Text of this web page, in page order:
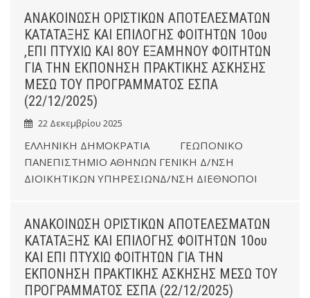
ΑΝΑΚΟΙΝΩΣΗ ΟΡΙΣΤΙΚΩΝ ΑΠΟΤΕΛΕΣΜΑΤΩΝ
ΚΑΤΑΤΑΞΗΣ ΚΑΙ ΕΠΙΛΟΓΗΣ ΦΟΙΤΗΤΩΝ 10ου
,ΕΠΙ ΠΤΥΧΙΩ ΚΑΙ 8ΟΥ ΕΞΑΜΗΝΟΥ ΦΟΙΤΗΤΩΝ
ΓΙΑ ΤΗΝ ΕΚΠΟΝΗΣΗ ΠΡΑΚΤΙΚΗΣ ΑΣΚΗΣΗΣ
ΜΕΣΩ ΤΟΥ ΠΡΟΓΡΑΜΜΑΤΟΣ ΕΣΠΑ
(22/12/2025)
22 Δεκεμβρίου 2025
ΕΛΛΗΝΙΚΗ ΔΗΜΟΚΡΑΤΙΑ ΓΕΩΠΟΝΙΚΟ
ΠΑΝΕΠΙΣΤΗΜΙΟ ΑΘΗΝΩΝ ΓΕΝΙΚΗ Δ/ΝΣΗ
ΔΙΟΙΚΗΤΙΚΩΝ ΥΠΗΡΕΣΙΩΝΔ/ΝΣΗ ΔΙΕΘΝΟΠΟΙ
ΑΝΑΚΟΙΝΩΣΗ ΟΡΙΣΤΙΚΩΝ ΑΠΟΤΕΛΕΣΜΑΤΩΝ
ΚΑΤΑΤΑΞΗΣ ΚΑΙ ΕΠΙΛΟΓΗΣ ΦΟΙΤΗΤΩΝ 10ου
ΚΑΙ ΕΠΙ ΠΤΥΧΙΩ ΦΟΙΤΗΤΩΝ ΓΙΑ ΤΗΝ
ΕΚΠΟΝΗΣΗ ΠΡΑΚΤΙΚΗΣ ΑΣΚΗΣΗΣ ΜΕΣΩ ΤΟΥ
ΠΡΟΓΡΑΜΜΑΤΟΣ ΕΣΠΑ (22/12/2025)